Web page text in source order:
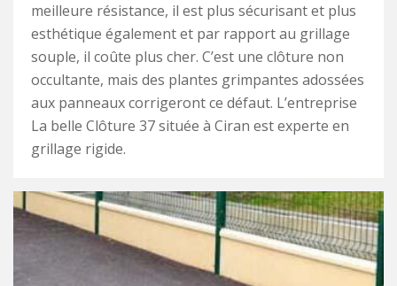
meilleure résistance, il est plus sécurisant et plus
esthétique également et par rapport au grillage
souple, il coûte plus cher. C’est une clôture non
occultante, mais des plantes grimpantes adossées
aux panneaux corrigeront ce défaut. L’entreprise
La belle Clôture 37 située à Ciran est experte en
grillage rigide.